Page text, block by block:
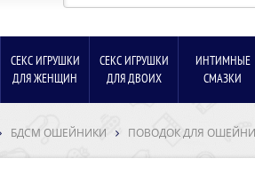
СЕКС ИГРУШКИ
ДЛЯ ЖЕНЩИН
СЕКС ИГРУШКИ
ДЛЯ ДВОИХ
ИНТИМНЫЕ
СМАЗКИ
БДСМ ОШЕЙНИКИ ПОВОДОК ДЛЯ